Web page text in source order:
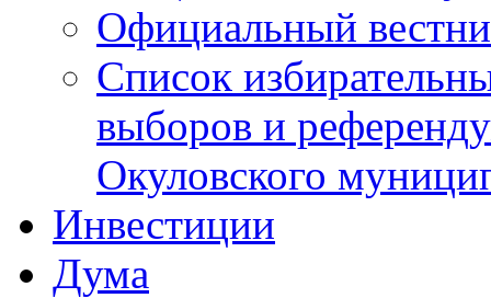
Официальный
Список
выборов и
Окуловского
Инвестиции
Дума